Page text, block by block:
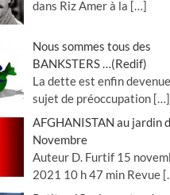
dans Riz Amer à la […]
Nous sommes tous des
BANKSTERS …(Redif)
La dette est enfin
sujet de préoccupation […]
AFGHANISTAN au jardin
Novembre
Auteur D. Furtif 15
2021 10 h 47 min Revue